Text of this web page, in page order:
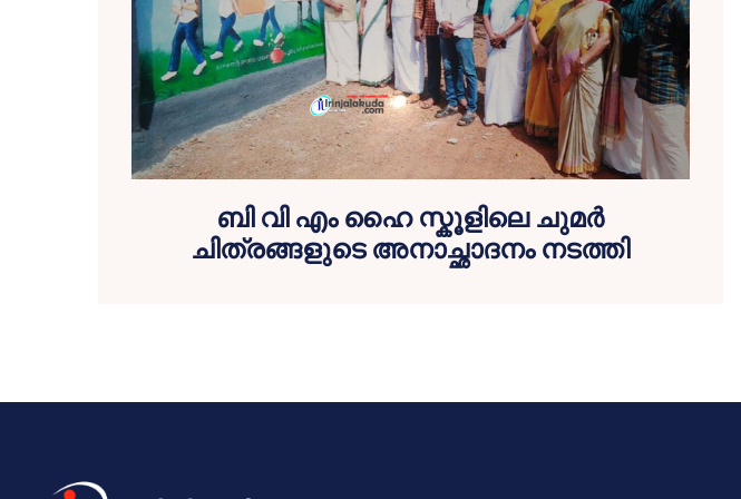
ബി വി എം ഹൈ സ്കൂളിലെ ചുമർ
ചിത്രങ്ങളുടെ അനാച്ഛാദനം നടത്തി